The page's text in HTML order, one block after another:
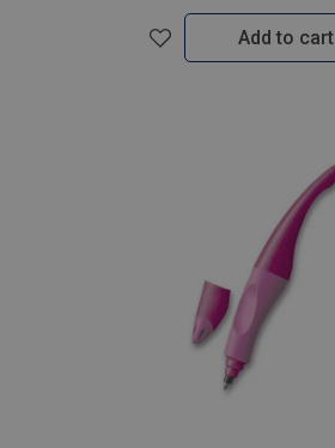
Add to cart